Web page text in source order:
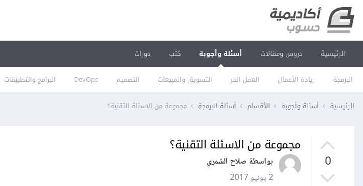
الرئيسية دروس ومقالات أسئلة وأجوبة
البرمجة ريادة الأعمال العمل الحر التسويق والمبيعات التصميم DevOps البرامج والتطبيقات
كتب دورات
الرئيسية أسئلة وأجوبة الأقسام أسئلة البرمجة مجموعة من الاسئلة التقنية؟
0
مجموعة من الاسئلة التقنية؟
بواسطة صلاح الشمري
2 يونيو 2017